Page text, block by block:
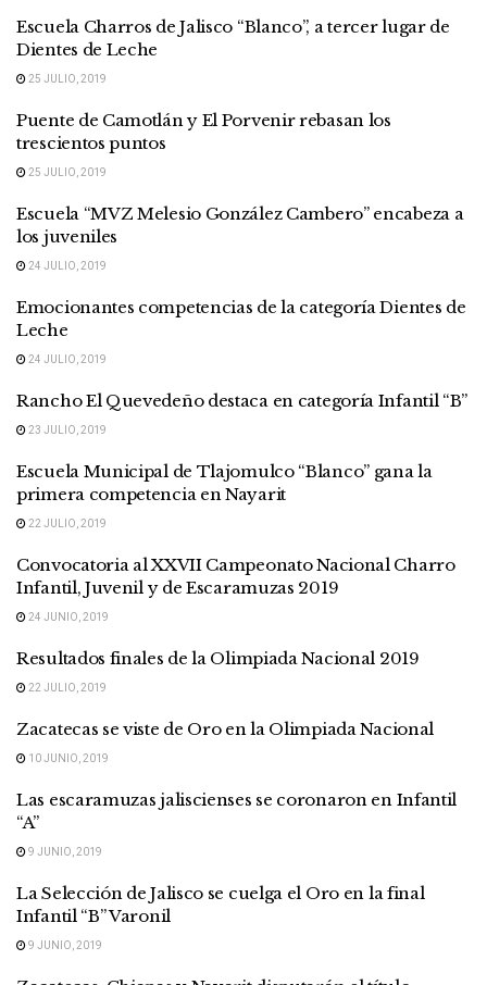
Escuela Charros de Jalisco “Blanco”, a tercer lugar de
Dientes de Leche
25 JULIO, 2019
Puente de Camotlán y El Porvenir rebasan los
trescientos puntos
25 JULIO, 2019
Escuela “MVZ Melesio González Cambero” encabeza a
los juveniles
24 JULIO, 2019
Emocionantes competencias de la categoría Dientes de
Leche
24 JULIO, 2019
Rancho El Quevedeño destaca en categoría Infantil “B”
23 JULIO, 2019
Escuela Municipal de Tlajomulco “Blanco” gana la
primera competencia en Nayarit
22 JULIO, 2019
Convocatoria al XXVII Campeonato Nacional Charro
Infantil, Juvenil y de Escaramuzas 2019
24 JUNIO, 2019
Resultados finales de la Olimpiada Nacional 2019
22 JULIO, 2019
Zacatecas se viste de Oro en la Olimpiada Nacional
10 JUNIO, 2019
Las escaramuzas jaliscienses se coronaron en Infantil
“A”
9 JUNIO, 2019
La Selección de Jalisco se cuelga el Oro en la final
Infantil “B” Varonil
9 JUNIO, 2019